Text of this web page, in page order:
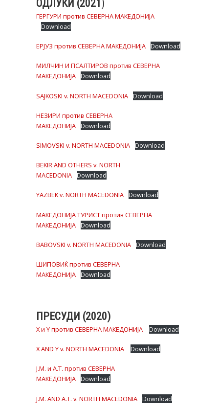
ОДЛУКИ (2021 )
ГЕРГУРИ против СЕВЕРНА МАКЕДОНИЈА
Download
ЕРЈУЗ против СЕВЕРНА МАКЕДОНИЈА Download
МИЛЧИН И ПСАЛТИРОВ против СЕВЕРНА
МАКЕДОНИЈА Download
SAJKOSKI v. NORTH MACEDONIA Download
НЕЗИРИ против СЕВЕРНА
МАКЕДОНИЈА Download
SIMOVSKI v. NORTH MACEDONIA Download
BEKIR AND OTHERS v. NORTH
MACEDONIA Download
YAZBEK v. NORTH MACEDONIA Download
MАКЕДОНИЈА ТУРИСТ против СЕВЕРНА
МАКЕДОНИЈА Download
BABOVSKI v. NORTH MACEDONIA Download
ШИПОВИЌ против СЕВЕРНА
МАКЕДОНИЈА Download
ПРЕСУДИ (2020)
X и Y против СЕВЕРНА МАКЕДОНИЈА Download
X AND Y v. NORTH MACEDONIA Download
J.M. и A.T. против СЕВЕРНА
МАКЕДОНИЈА Download
J.M. AND A.T. v. NORTH MACEDONIA Download